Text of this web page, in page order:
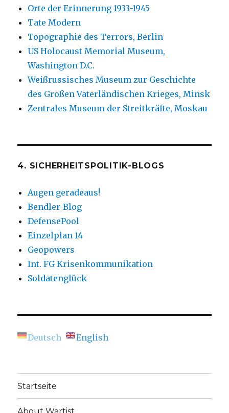
Orte der Erinnerung 1933-1945
Tate Modern
Topographie des Terrors, Berlin
US Holocaust Memorial Museum,
Washington D.C.
Weißrussisches Museum zur Geschichte
des Großen Vaterländischen Krieges, Minsk
Zentrales Museum der Streitkräfte, Moskau
4. SICHERHEITSPOLITIK-BLOGS
Augen geradeaus!
Bendler-Blog
DefensePool
Einzelplan 14
Geopowers
Int. FG Krisenkommunikation
Soldatenglück
Deutsch English
Startseite
About Wartist